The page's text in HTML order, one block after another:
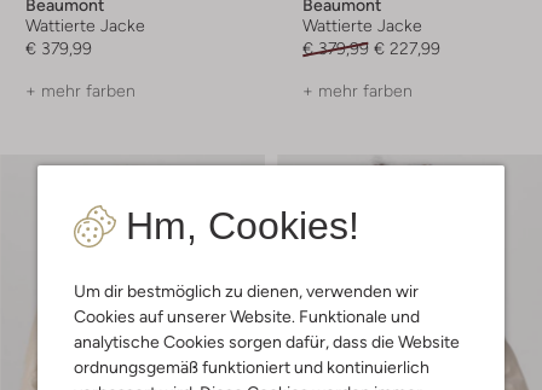
Hm, Cookies!
Um dir bestmöglich zu dienen, verwenden wir
Cookies auf unserer Website. Funktionale und
analytische Cookies sorgen dafür, dass die Website
ordnungsgemäß funktioniert und kontinuierlich
Beaumont
Wattierte Jacke
€ 379,99
+ mehr farben
Beaumont
Wattierte Jacke
€ 379,99 € 227,99
+ mehr farben